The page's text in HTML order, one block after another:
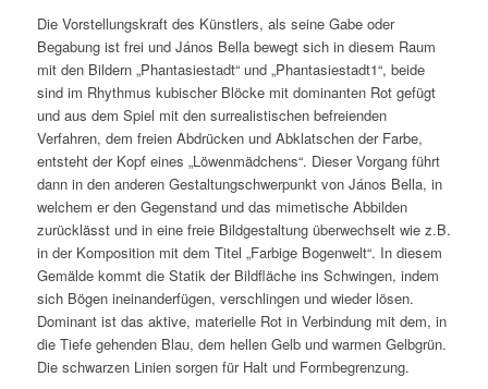
Die Vorstellungskraft des Künstlers, als seine Gabe oder
Begabung ist frei und János Bella bewegt sich in diesem Raum
mit den Bildern „Phantasiestadt“ und „Phantasiestadt1“, beide
sind im Rhythmus kubischer Blöcke mit dominanten Rot gefügt
und aus dem Spiel mit den surrealistischen befreienden
Verfahren, dem freien Abdrücken und Abklatschen der Farbe,
entsteht der Kopf eines „Löwenmädchens“. Dieser Vorgang führt
dann in den anderen Gestaltungschwerpunkt von János Bella, in
welchem er den Gegenstand und das mimetische Abbilden
zurücklässt und in eine freie Bildgestaltung überwechselt wie z.B.
in der Komposition mit dem Titel „Farbige Bogenwelt“. In diesem
Gemälde kommt die Statik der Bildfläche ins Schwingen, indem
sich Bögen ineinanderfügen, verschlingen und wieder lösen.
Dominant ist das aktive, materielle Rot in Verbindung mit dem, in
die Tiefe gehenden Blau, dem hellen Gelb und warmen Gelbgrün.
Die schwarzen Linien sorgen für Halt und Formbegrenzung.